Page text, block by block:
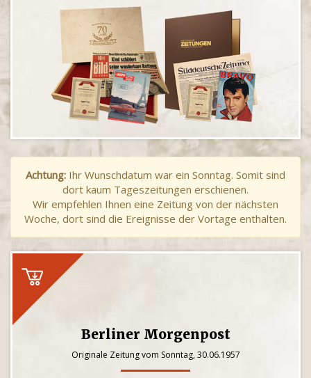
Achtung: Ihr Wunschdatum war ein Sonntag. Somit sind
dort kaum Tageszeitungen erschienen.
Wir empfehlen Ihnen eine Zeitung von der nächsten
Woche, dort sind die Ereignisse der Vortage enthalten.
Berliner Morgenpost
Originale Zeitung vom Sonntag, 30.06.1957